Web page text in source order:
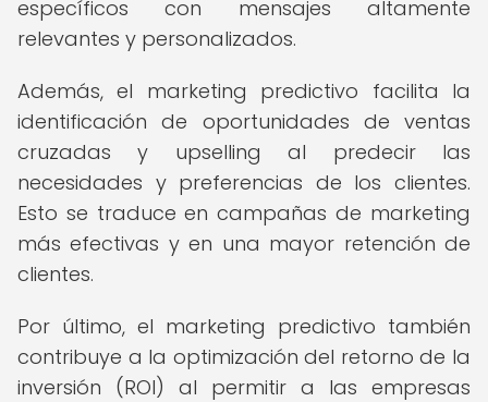
específicos con mensajes altamente
relevantes y personalizados.
Además, el marketing predictivo facilita la
identificación de oportunidades de ventas
cruzadas y upselling al predecir las
necesidades y preferencias de los clientes.
Esto se traduce en campañas de marketing
más efectivas y en una mayor retención de
clientes.
Por último, el marketing predictivo también
contribuye a la optimización del retorno de la
inversión (ROI) al permitir a las empresas